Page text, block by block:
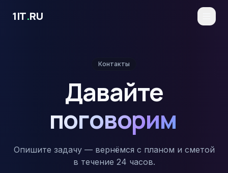
1IT.RU
Контакты
Давайте
поговорим
Опишите задачу — вернёмся с планом и сметой
в течение 24 часов.